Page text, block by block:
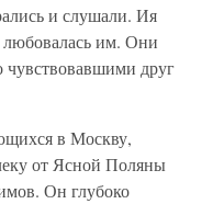
и слушали. Ия
им. Они
друг
в Москву,
от Ясной Поляны
Он глубоко